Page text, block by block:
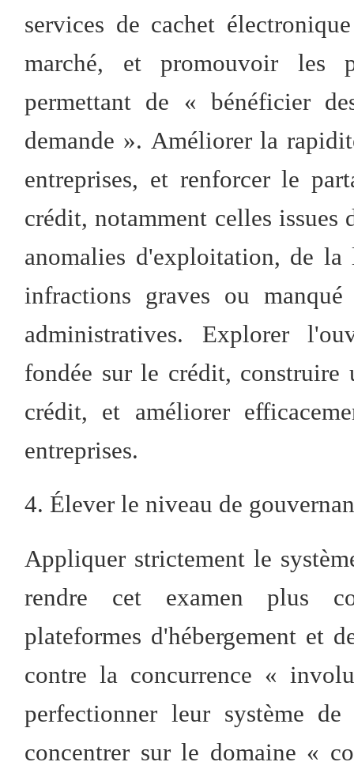
services de cachet
marché, et promouvoir les
permettant de « bénéficier
demande ». Améliorer la
entreprises, et renforcer le
crédit, notamment celles issues
anomalies d'exploitation, de la
infractions graves ou
administratives. Explorer
fondée sur le crédit, construire
crédit, et améliorer
entreprises.
4. Élever le niveau de
Appliquer strictement le
rendre cet examen plus
plateformes d'hébergement et
contre la concurrence «
perfectionner leur système
concentrer sur le domaine «